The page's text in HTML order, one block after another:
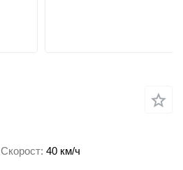
Скорост 40 км/ч